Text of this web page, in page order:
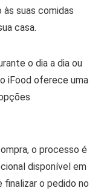
às suas comidas
casa.
o dia a dia ou
iFood oferece uma
o processo é
disponível em
o pedido no